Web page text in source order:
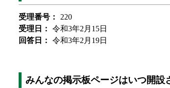
受理番号：
220
受理日：
令和3年2月15日
回答日：
令和3年2月19日
みんなの掲示板ページはいつ開設